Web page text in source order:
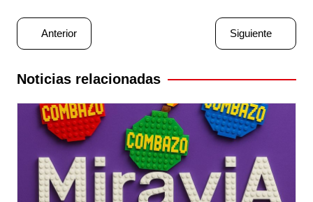
Navegación
de
entradas
Anterior Siguiente
Noticias relacionadas